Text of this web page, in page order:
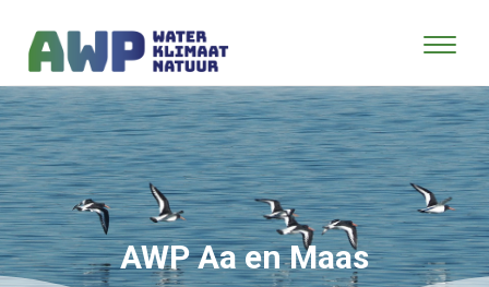
AWP Aa en Maas